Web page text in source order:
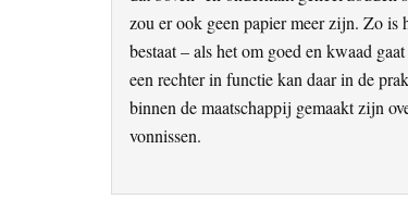
zou er ook geen papier meer zijn. Zo
bestaat – als het om goed en kwaad
een rechter in functie kan daar in de
binnen de maatschappij gemaakt zijn
vonnissen.